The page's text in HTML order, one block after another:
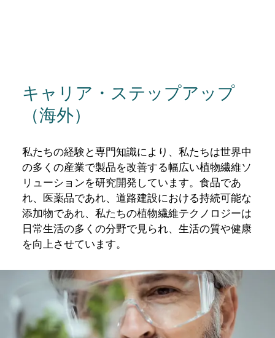
キャリア・ステップアップ
（海外）
私たちの経験と専門知識により、私たちは世界中
の多くの産業で製品を改善する幅広い植物繊維ソ
リューションを研究開発しています。食品であ
れ、医薬品であれ、道路建設における持続可能な
添加物であれ、私たちの植物繊維テクノロジーは
日常生活の多くの分野で見られ、生活の質や健康
を向上させています。